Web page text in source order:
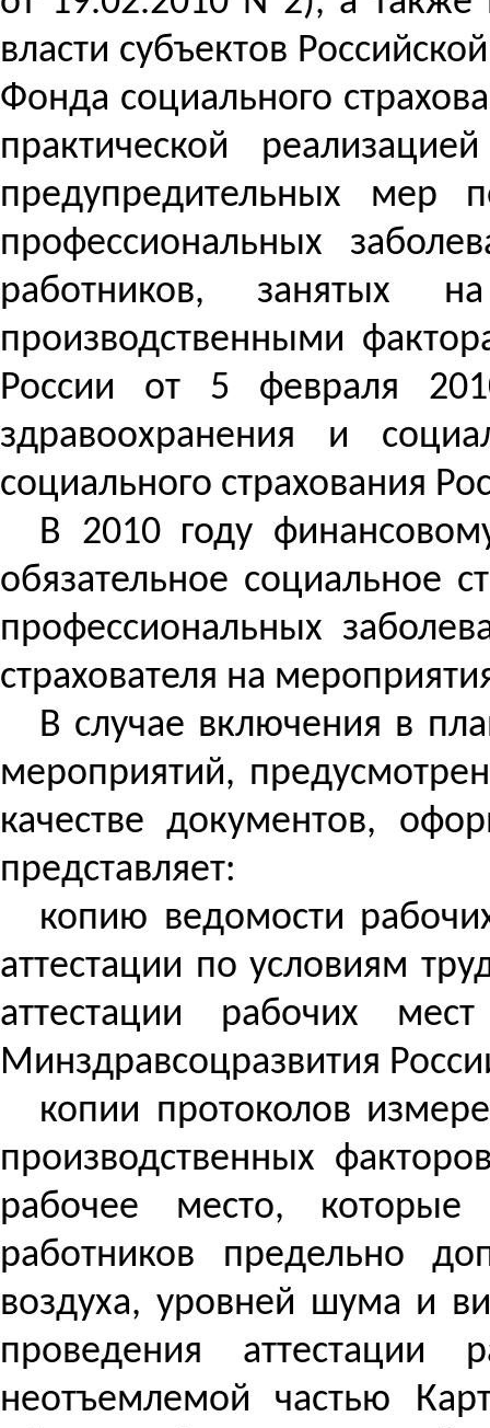
власти субъектов
Фонда социального
практической
предупредительных мер
профессиональных
работников,
производственными
России от 5 февраля
здравоохранения и
социального страхования
В 2010 году
обязательное социальное
профессиональных
страхователя на
В случае включения в
мероприятий,
качестве документов,
представляет:
копию ведомости
аттестации по условиям
аттестации рабочих
Минздравсоцразвития
копии протоколов
производственных
рабочее место,
работников предельно
воздуха, уровней шума и
проведения
неотъемлемой частью